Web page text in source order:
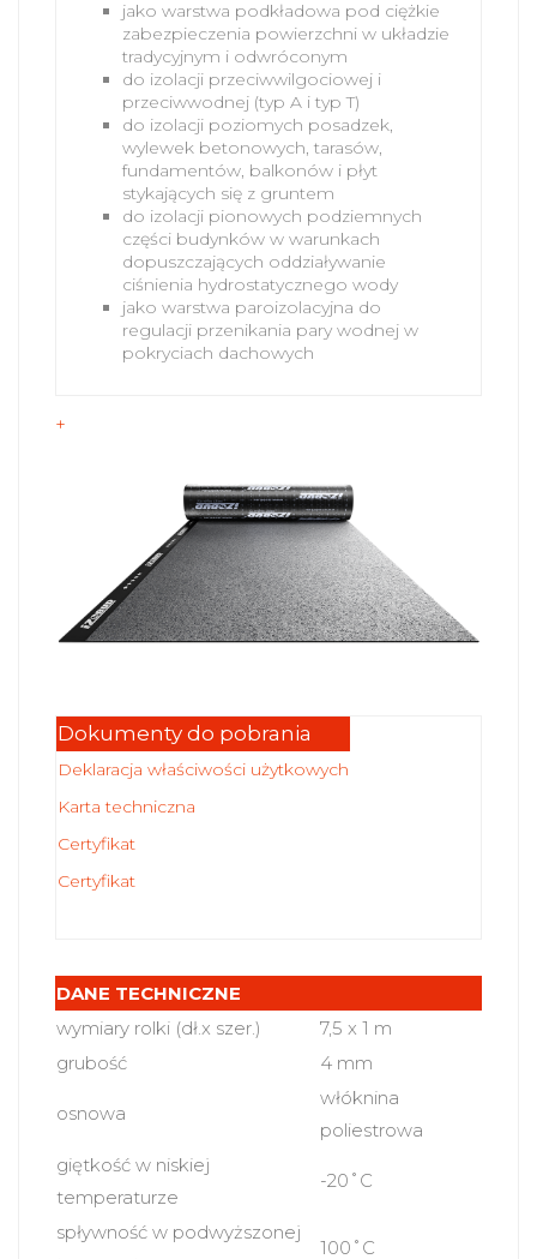
jako warstwa podkładowa pod ciężkie
zabezpieczenia powierzchni w układzie
tradycyjnym i odwróconym
do izolacji przeciwwilgociowej i
przeciwwodnej (typ A i typ T)
do izolacji poziomych posadzek,
wylewek betonowych, tarasów,
fundamentów, balkonów i płyt
stykających się z gruntem
do izolacji pionowych podziemnych
części budynków w warunkach
dopuszczających oddziaływanie
ciśnienia hydrostatycznego wody
jako warstwa paroizolacyjna do
regulacji przenikania pary wodnej w
pokryciach dachowych
+
Dokumenty do pobrania
Deklaracja właściwości użytkowych
Karta techniczna
Certyfikat
Certyfikat
DANE TECHNICZNE
wymiary rolki (dł.x szer.)
7,5 x 1 m
grubość
4 mm
osnowa
włóknina
poliestrowa
giętkość w niskiej
temperaturze
-20˚C
spływność w podwyższonej
100˚C